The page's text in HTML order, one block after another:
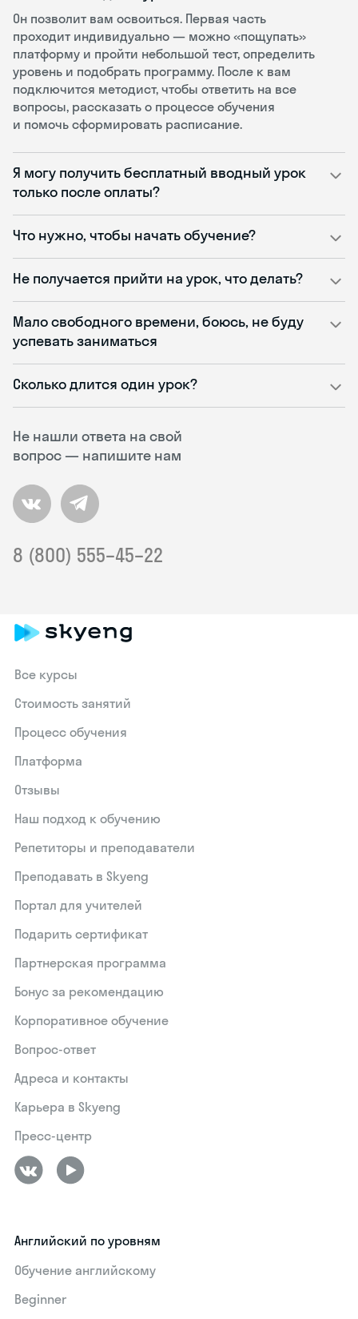
Не нашли ответа на свой
вопрос — напишите нам
8 (800) 555–45–22
Он позволит вам освоиться. Первая часть
проходит индивидуально — можно «пощупать»
платформу и пройти небольшой тест, определить
уровень и подобрать программу. После к вам
подключится методист, чтобы ответить на все
вопросы, рассказать о процессе обучения
и помочь сформировать расписание.
Я могу получить бесплатный вводный урок
только после оплаты?
Что нужно, чтобы начать обучение?
Не получается прийти на урок, что делать?
Мало свободного времени, боюсь, не буду
успевать заниматься
Сколько длится один урок?
Все курсы
Стоимость занятий
Процесс обучения
Платформа
Отзывы
Наш подход к обучению
Репетиторы и преподаватели
Преподавать в Skyeng
Портал для учителей
Подарить сертификат
Партнерская программа
Бонус за рекомендацию
Корпоративное обучение
Вопрос-ответ
Адреса и контакты
Карьера в Skyeng
Пресс-центр
Английский по уровням
Обучение английскому
Beginner